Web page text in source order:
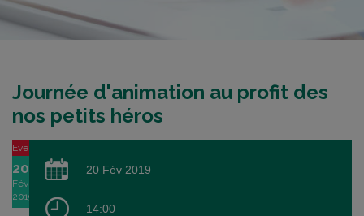
Journée d'animation au profit des
nos petits héros
Event
20
Fév
2019
20 Fév 2019
14:00